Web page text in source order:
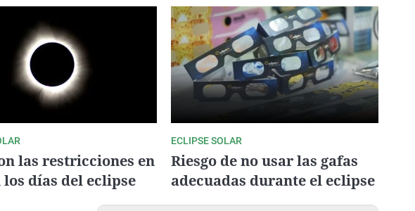
Televisión
Elecciones
las restricciones en
días del eclipse
ECLIPSE SOLAR
Riesgo de no usar las gafas
adecuadas durante el eclipse